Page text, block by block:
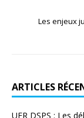
Les enjeux
ARTICLES
UFR DSPS : Les